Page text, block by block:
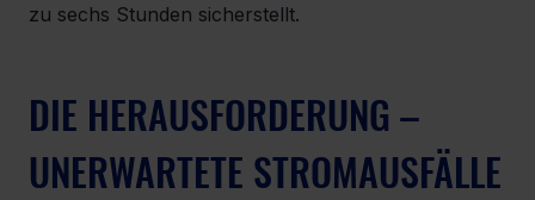
zu sechs Stunden sicherstellt.
DIE HERAUSFORDERUNG –
UNERWARTETE STROMAUSFÄLLE